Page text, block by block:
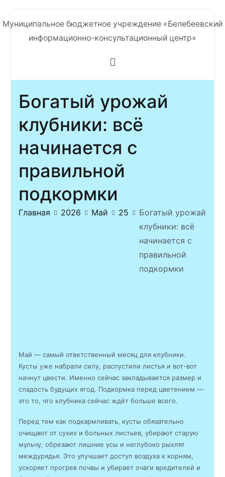
к
содержимому
Муниципальное бюджетное учреждение «Белебеевский
информационно-консультационный центр»
Богатый урожай
клубники: всё
начинается с
правильной
подкормки
Главная 2026 Май 25
Богатый урожай
клубники: всё
начинается с
правильной
подкормки
Май — самый ответственный месяц для клубники.
Кусты уже набрали силу, распустили листья и вот-вот
начнут цвести. Именно сейчас закладывается размер и
сладость будущих ягод. Подкормка перед цветением —
это то, что клубника сейчас ждёт больше всего.
Перед тем как подкармливать, кусты обязательно
очищают от сухих и больных листьев, убирают старую
мульчу, обрезают лишние усы и неглубоко рыхлят
междурядья. Это улучшает доступ воздуха к корням,
ускоряет прогрев почвы и убирает очаги вредителей и